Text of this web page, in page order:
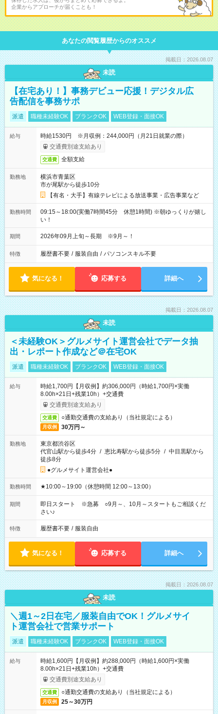
企業からアプローチが届くことも！
あなたの閲覧履歴からのオススメ
掲載日：2026.08.07
未読
【在宅あり！】事務デビュー応援！デジタル広
告配信を事務サポ
派遣 職種未経験OK ブランクOK WEB登録・面接OK
給与
時給1530円 ※月収例：244,000円（月21日就業の際）
交通費別途支給あり
交通費 全額支給
勤務地
横浜市青葉区
市が尾駅から徒歩10分
【有名・大手】有線テレビによる放送事業・広告事業など
勤務時間
09:15～18:00(実働7時間45分 休憩1時間) ※朝ゆっくりが嬉し
い！
期間 2026年09月上旬～長期 ※9月～！
特徴 履歴書不要 / 服装自由 / パソコンスキル不要
気になる！ 応募する 詳細へ
掲載日：2026.08.07
未読
＜未経験OK＞グルメサイト運営会社でデータ抽
出・レポート作成など＠在宅OK
派遣 職種未経験OK ブランクOK WEB登録・面接OK
給与
時給1,700円【月収例】約306,000円（時給1,700円×実働
8.00h×21日+残業10h）+交通費
交通費別途支給あり
交通費 ○通勤交通費の支給あり（当社規定による）
月収例 30万円～
勤務地
東京都渋谷区
代官山駅から徒歩4分 / 恵比寿駅から徒歩5分 / 中目黒駅から
徒歩8分
●グルメサイト運営会社●
勤務時間 ★10:00～19:00（休憩時間 12:00～13:00）
期間
即日スタート ※急募 ○9月～、10月～スタートもご相談くだ
さい♪
特徴 履歴書不要 / 服装自由
気になる！ 応募する 詳細へ
掲載日：2026.08.07
未読
＼週1～2日在宅／服装自由でOK！グルメサイ
ト運営会社で営業サポート
派遣 職種未経験OK ブランクOK WEB登録・面接OK
給与
時給1,600円【月収例】約288,000円（時給1,600円×実働
8.00h×21日+残業10h）+交通費
交通費別途支給あり
交通費 ○通勤交通費の支給あり（当社規定による）
月収例 25～30万円